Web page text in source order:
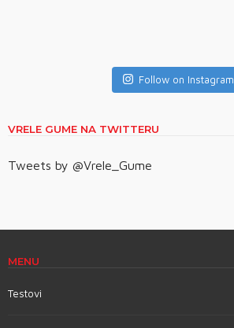
Follow on Instagram
VRELE GUME NA TWITTERU
Tweets by @Vrele_Gume
MENU
Testovi